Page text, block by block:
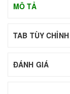
MÔ TẢ
TAB TÙY CHỈNH
ĐÁNH GIÁ